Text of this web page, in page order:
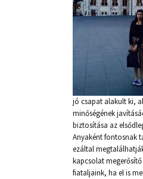
jó csapat alakult ki,
minőségének
biztosítása az
Anyaként fontosnak
ezáltal
kapcsolat
fiataljaink, ha el is